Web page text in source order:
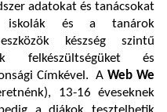
adatokat és tanácsokat
iskolák és a tanárok
készség szintű
felkészültségüket és
Címkével. AWeb We
13-16 éveseknek